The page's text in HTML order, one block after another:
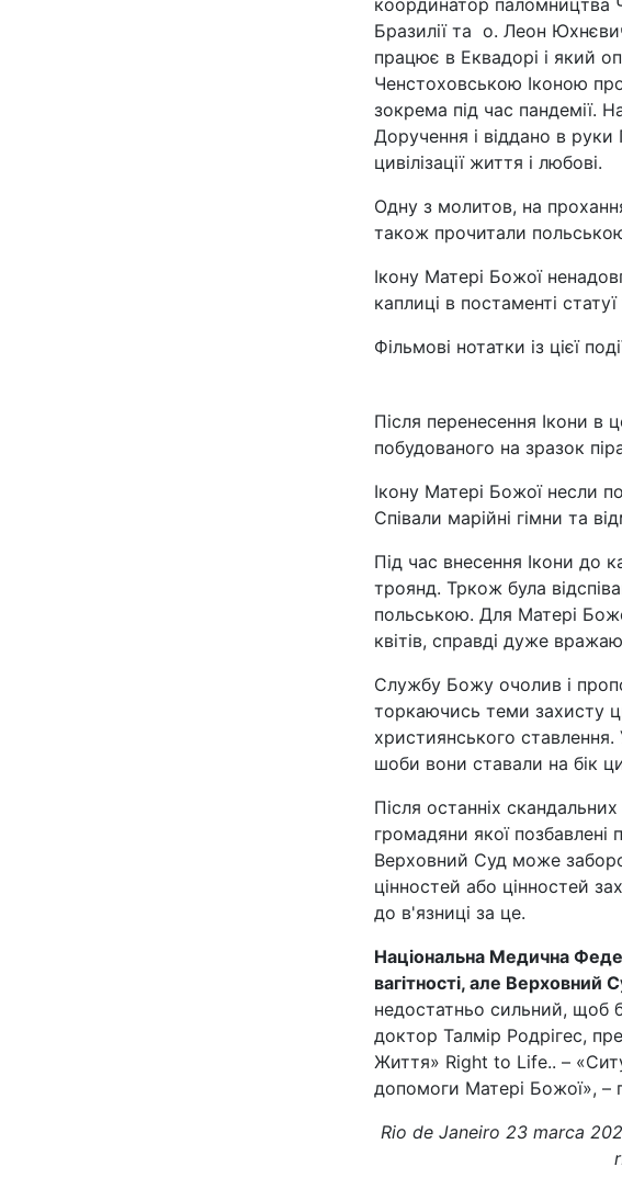
координатор паломництва
Бразилії та о. Леон
працює в Еквадорі і який
Ченстоховською Іконою
зокрема під час пандемії.
Доручення і віддано в руки
цивілізації життя і любові.
Одну з молитов, на
також прочитали
Ікону Матері Божої
каплиці в постаменті
Фільмові нотатки із цієї
Після перенесення Ікони в
побудованого на зразок
Ікону Матері Божої несли
Співали марійні гімни та
Під час внесення Ікони до
троянд. Тркож була
польською. Для Матері
квітів, справді дуже
Службу Божу очолив і
торкаючись теми захисту
християнського
шоби вони ставали на бік
Після останніх
громадяни якої позбавлені
Верховний Суд може
цінностей або цінностей
до в'язниці за це.
Національна Медична
вагітності, але Верховний
недостатньо сильний, щоб
доктор Талмір Родрігес,
Життя» Right to Life.. –
допомоги Матері Божої», –
Rio de Janeiro 23 marca